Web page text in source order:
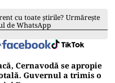
cu toate știrile? Urmărește
de WhatsApp
Cernavodă se apropie
Guvernul a trimis o